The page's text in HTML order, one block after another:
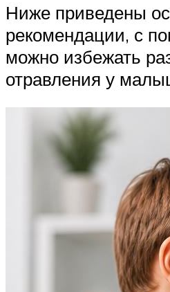
Ниже приведены
рекомендации, с
можно избежать
отравления у